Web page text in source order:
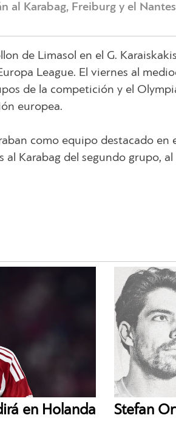
al Karabag, Freiburg y el
de Limasol en el G.
League. El viernes al
de la competición y el
europea.
como equipo destacado
al Karabag del segundo grupo,
en Holanda Stefan